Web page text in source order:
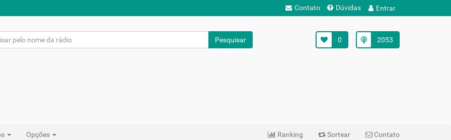
Contato Dúvidas Entrar
Pesquisar 2053
0
Opções Ranking Sortear Contato